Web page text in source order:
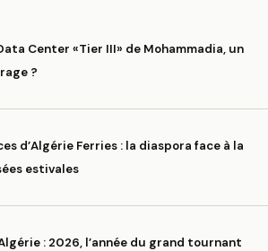
Center «Tier III» de Mohammadia, un
?
d’Algérie Ferries : la diaspora face à la
estivales
: 2026, l’année du grand tournant